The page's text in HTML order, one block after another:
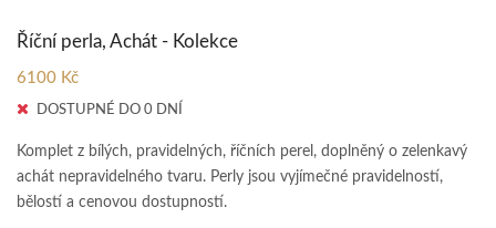
Říční perla, Achát - Kolekce
6100 Kč
DOSTUPNÉ DO 0 DNÍ
Komplet z bílých, pravidelných, říčních perel, doplněný o zelenkavý
achát nepravidelného tvaru. Perly jsou vyjímečné pravidelností,
bělostí a cenovou dostupností.